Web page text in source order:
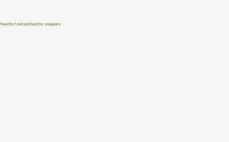
Healthy food and healthy swappers